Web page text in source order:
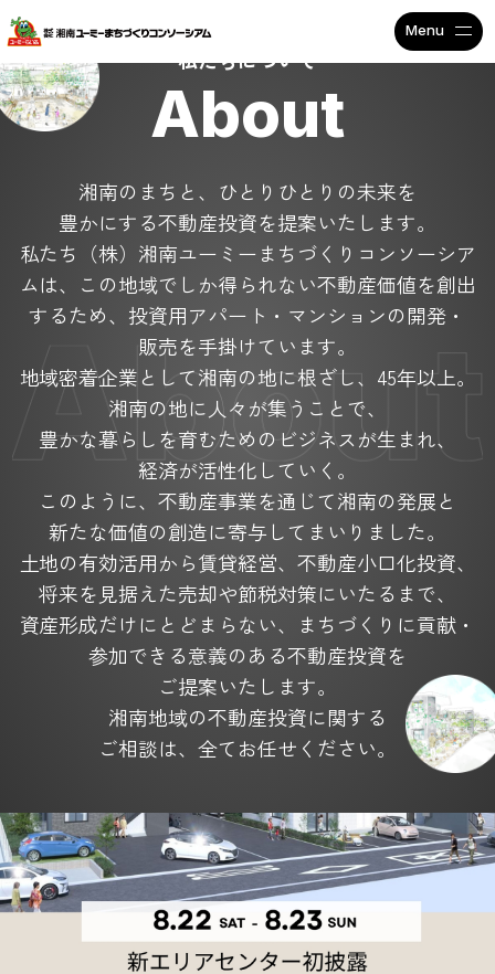
不動産投資で安定収入な
私たちについて
About
湘南のまちと、ひとりひとりの未来を
豊かにする不動産投資を提案いたします。
私たち（株）湘南ユーミーまちづくりコンソーシア
ムは、 この地域でしか得られない不動産価値を創出
するため、 投資用アパート・マンションの開発・
販売を手掛けています。
地域密着企業として湘南の地に根ざし、45年以上。
湘南の地に人々が集うことで、
豊かな暮らしを育むためのビジネスが生まれ、
経済が活性化していく。
このように、不動産事業を通じて湘南の発展と
新たな価値の創造に寄与してまいりました。
土地の有効活用から賃貸経営、不動産小口化投資、
将来を見据えた売却や節税対策にいたるまで、
資産形成だけにとどまらない、
まちづくりに貢献・
参加できる意義のある不動産投資を
ご提案いたします。
湘南地域の不動産投資に関する
ご相談は、全てお任せください。
4つの充実サービス
Service